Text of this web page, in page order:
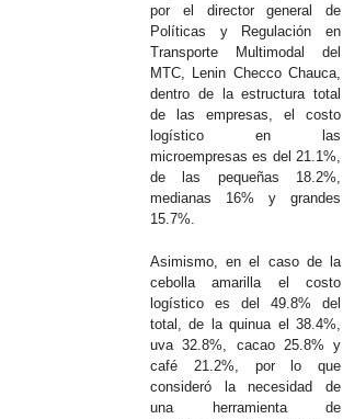
por el director general de
Políticas y Regulación en
Transporte Multimodal del
MTC, Lenin Checco Chauca,
dentro de la estructura total
de las empresas, el costo
logístico en las
microempresas es del 21.1%,
de las pequeñas 18.2%,
medianas 16% y grandes
15.7%.
Asimismo, en el caso de la
cebolla amarilla el costo
logístico es del 49.8% del
total, de la quinua el 38.4%,
uva 32.8%, cacao 25.8% y
café 21.2%, por lo que
consideró la necesidad de
una herramienta de